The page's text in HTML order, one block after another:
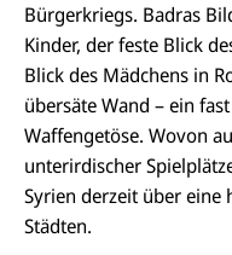
Bürgerkriegs. Badras
Kinder, der feste Blick
Blick des Mädchens in
übersäte Wand – ein
Waffengetöse. Wovon
unterirdischer
Syrien derzeit über
Städten.